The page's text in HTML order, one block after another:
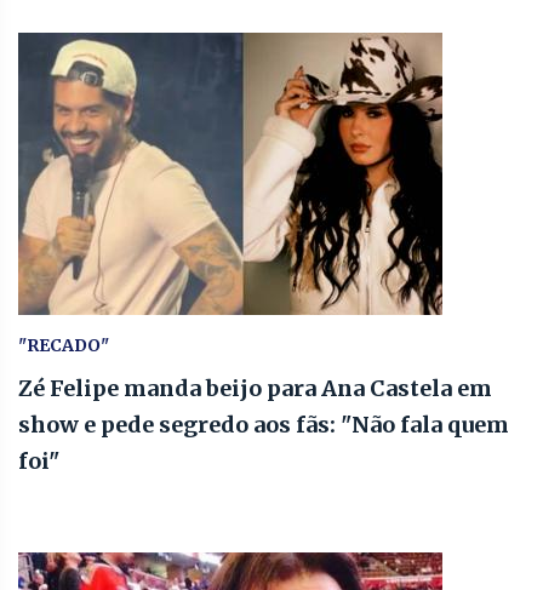
"RECADO"
Zé Felipe manda beijo para Ana Castela em
show e pede segredo aos fãs: "Não fala quem
foi"